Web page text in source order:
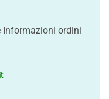
Informazioni ordini